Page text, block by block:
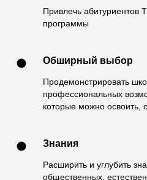
Привлечь абитуриентов
программы
Обширный выбор
Продемонстрировать
профессиональных
которые можно освоить,
Знания
Расширить и углубить
общественных,